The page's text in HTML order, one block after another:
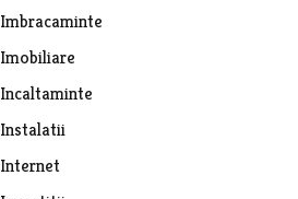
Imbracaminte
Imobiliare
Incaltaminte
Instalatii
Internet